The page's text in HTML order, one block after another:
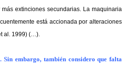
extinciones secundarias. La maquinaria
está accionada por alteraciones
al. 1999) (…).
Sin embargo, también considero que falta